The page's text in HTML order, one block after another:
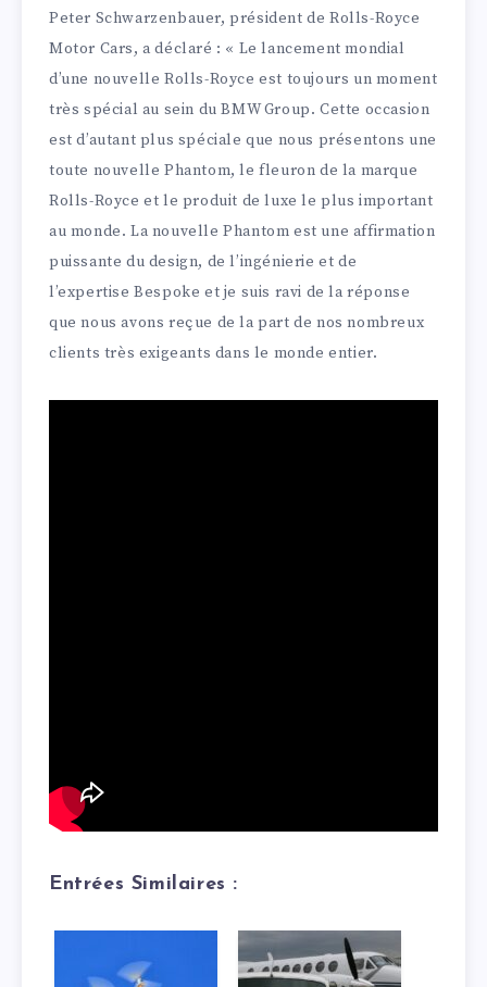
Peter Schwarzenbauer, président de Rolls-Royce
Motor Cars, a déclaré : « Le lancement mondial
d’une nouvelle Rolls-Royce est toujours un moment
très spécial au sein du BMW Group. Cette occasion
est d’autant plus spéciale que nous présentons une
toute nouvelle Phantom, le fleuron de la marque
Rolls-Royce et le produit de luxe le plus important
au monde. La nouvelle Phantom est une affirmation
puissante du design, de l’ingénierie et de
l’expertise Bespoke et je suis ravi de la réponse
que nous avons reçue de la part de nos nombreux
clients très exigeants dans le monde entier.
Entrées Similaires :